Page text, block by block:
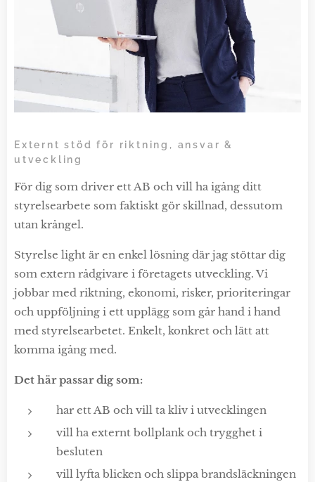
Externt stöd för riktning, ansvar &
utveckling
För dig som driver ett AB och vill ha igång ditt
styrelsearbete som faktiskt gör skillnad, dessutom
utan krångel.
Styrelse light är en enkel lösning där jag stöttar dig
som extern rådgivare i företagets utveckling. Vi
jobbar med riktning, ekonomi, risker, prioriteringar
och uppföljning i ett upplägg som går hand i hand
med styrelsearbetet. Enkelt, konkret och lätt att
komma igång med.
Det här passar dig som:
har ett AB och vill ta kliv i utvecklingen
vill ha externt bollplank och trygghet i
besluten
vill lyfta blicken och slippa brandsläckningen